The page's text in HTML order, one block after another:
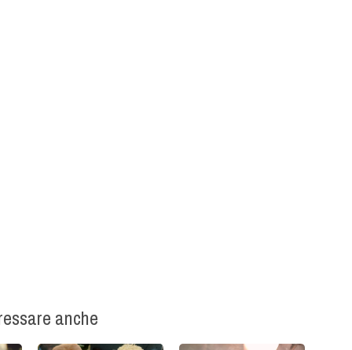
anche